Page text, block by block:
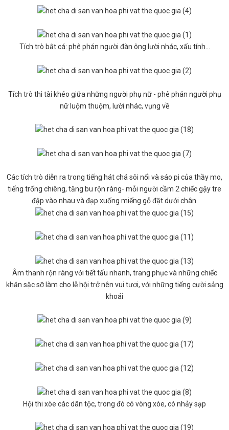
Tích trò bắt cá: phê phán người đàn ông lười nhác, xấu tính...
Tích trò thi tài khéo giữa những người phụ nữ - phê phán người phụ
nữ luộm thuộm, lười nhác, vụng về
Các tích trò diễn ra trong tiếng hát chá sôi nổi và sáo pi của thầy mo,
tiếng trống chiêng, tăng bu rộn ràng- mỗi người cầm 2 chiếc gậy tre
đập vào nhau và đạp xuống miếng gỗ đặt dưới chân.
Âm thanh rộn ràng với tiết tấu nhanh, trang phục và những chiếc
khăn sặc sỡ làm cho lễ hội trở nên vui tươi, với những tiếng cười sảng
khoái
Hội thi xòe các dân tộc, trong đó có vòng xòe, có nhảy sạp